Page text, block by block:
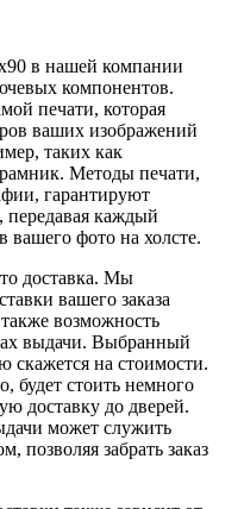
в нашей компании
компонентов.
печати, которая
ваших изображений
таких как
Методы печати,
гарантируют
передавая каждый
вашего фото на холсте.
доставка. Мы
вашего заказа
возможность
выдачи. Выбранный
скажется на стоимости.
будет стоить немного
доставку до дверей.
может служить
позволяя забрать заказ